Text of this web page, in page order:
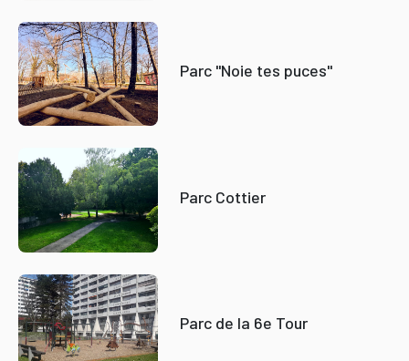
Parc "Noie tes puces"
Parc Cottier
Parc de la 6e Tour